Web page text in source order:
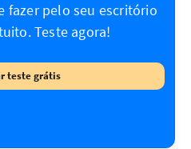
fazer pelo seu escritório
Teste agora!
teste grátis